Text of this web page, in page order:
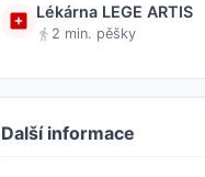
Lékárna LEGE ARTIS
2 min. pěšky
Další informace